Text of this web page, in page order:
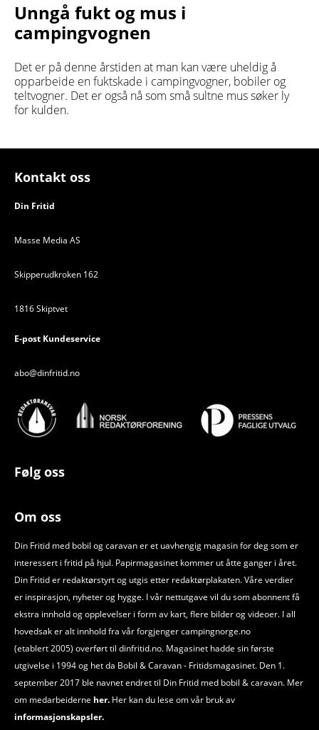
Unngå fukt og mus i
campingvognen
Det er på denne årstiden at man kan være uheldig å
opparbeide en fuktskade i campingvogner, bobiler og
teltvogner. Det er også nå som små sultne mus søker ly
for kulden.
Kontakt oss
Din Fritid
Masse Media AS
Skipperudkroken 162
1816 Skiptvet
E-post Kundeservice
abo@dinfritid.no
Følg oss
Om oss
Din Fritid med bobil og caravan er et uavhengig magasin for deg som er
interessert i fritid på hjul. Papirmagasinet kommer ut åtte ganger i året.
Din Fritid er redaktørstyrt og utgis etter redaktørplakaten. Våre verdier
er inspirasjon, nyheter og hygge. I vår nettutgave vil du som abonnent få
ekstra innhold og opplevelser i form av kart, flere bilder og videoer. I all
hovedsak er alt innhold fra vår forgjenger campingnorge.no
(etablert 2005) overført til dinfritid.no. Magasinet hadde sin første
utgivelse i 1994 og het da Bobil &Caravan - Fritidsmagasinet. Den 1.
september 2017 ble navnet endret til Din Fritid med bobil &caravan. Mer
om medarbeiderne her. Her kan du lese om vår bruk av
informasjonskapsler.